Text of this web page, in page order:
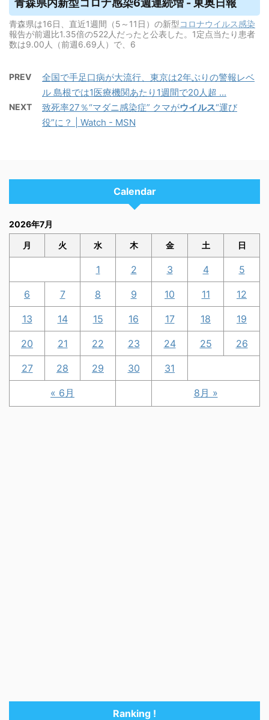
青森県内新型コロナ感染6週連続増 - 東奥日報
青森県は16日、直近1週間（5～11日）の新型コロナウイルス感染
報告が前週比1.35倍の522人だったと公表した。1定点当たり患者
数は9.00人（前週6.69人）で、6
PREV
全国で手足口病が大流行、東京は2年ぶりの警報レベ
ル 島根では1医療機関あたり1週間で20人超 ...
NEXT 致死率27％“マダニ感染症” クマがウイルス“運び
役”に？ | Watch - MSN
Calendar
2026年7月
月 火 水 木 金 土 日
« 6月 8月 »
1 2 3 4 5
6 7 8 9 10 11 12
13 14 15 16 17 18 19
20 21 22 23 24 25 26
27 28 29 30 31
Ranking !